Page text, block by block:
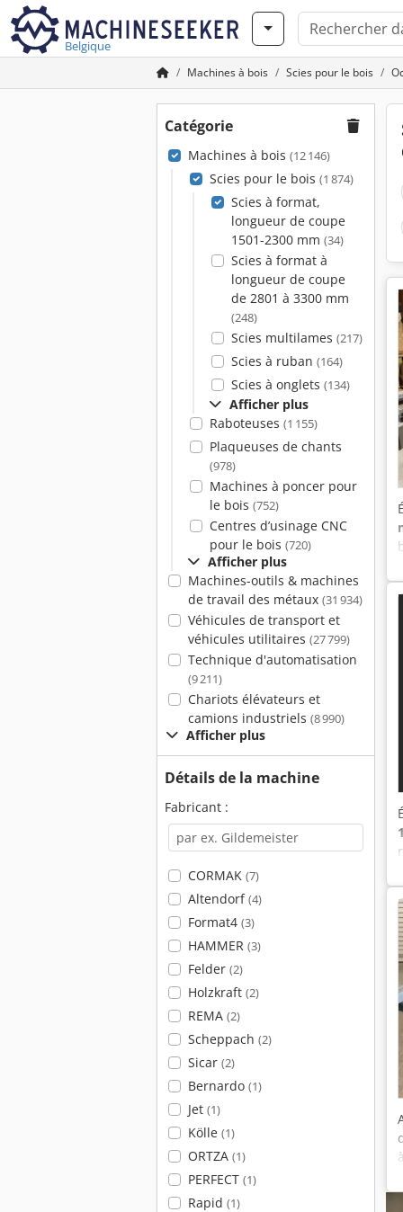
Belgique
Machines à bois Scies pour le bois
Catégorie
Machines à bois (12 146)
Scies pour le bois (1 874)
Scies à format,
longueur de coupe
1501-2300 mm (34)
Scies à format à
longueur de coupe
de 2801 à 3300 mm
(248)
Scies multilames (217)
Scies à ruban (164)
Scies à onglets (134)
Afficher plus
Raboteuses (1 155)
Plaqueuses de chants
(978)
Machines à poncer pour
le bois (752)
Centres d’usinage CNC
pour le bois (720)
Afficher plus
Machines-outils & machines
de travail des métaux (31 934)
Véhicules de transport et
véhicules utilitaires (27 799)
Technique d'automatisation
(9 211)
Chariots élévateurs et
camions industriels (8 990)
Afficher plus
Détails de la machine
Fabricant :
CORMAK (7)
Altendorf(4)
Format4 (3)
HAMMER (3)
Felder (2)
Holzkraft (2)
REMA (2)
Scheppach (2)
Sicar (2)
Bernardo (1)
Jet (1)
Kölle (1)
ORTZA (1)
PERFECT (1)
Rapid (1)